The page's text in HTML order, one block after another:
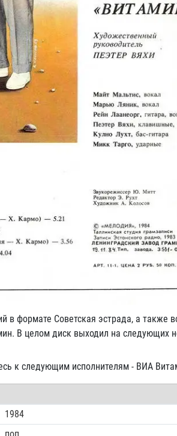
в формате Советская эстрада, а также
В целом диск выходил на следующих
к следующим исполнителям - ВИА
1984